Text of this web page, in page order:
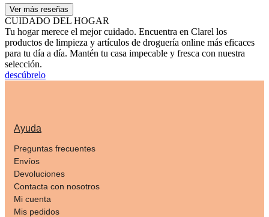
Ver más reseñas
CUIDADO DEL HOGAR
Tu hogar merece el mejor cuidado. Encuentra en Clarel los
productos de limpieza y artículos de droguería online más eficaces
para tu día a día. Mantén tu casa impecable y fresca con nuestra
selección.
descúbrelo
Ayuda
Preguntas frecuentes
Envíos
Devoluciones
Contacta con nosotros
Mi cuenta
Mis pedidos